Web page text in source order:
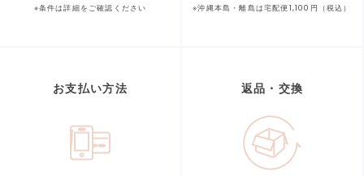
※条件は詳細をご確認ください ※沖縄本島・離島は宅配便1,100円（税込）
お支払い方法 返品・交換